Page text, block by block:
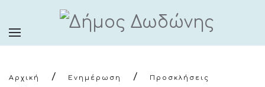
Αρχική Ενημέρωση
Προσκλήσεις